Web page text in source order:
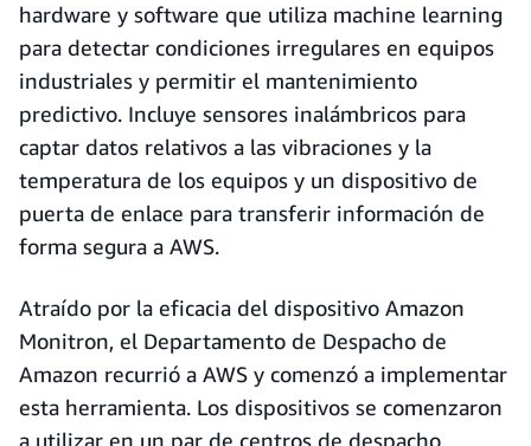
hardware y software que utiliza machine learning
para detectar condiciones irregulares en equipos
industriales y permitir el mantenimiento
predictivo. Incluye sensores inalámbricos para
captar datos relativos a las vibraciones y la
temperatura de los equipos y un dispositivo de
puerta de enlace para transferir información de
forma segura a AWS.
Atraído por la eficacia del dispositivo Amazon
Monitron, el Departamento de Despacho de
Amazon recurrió a AWS y comenzó a implementar
esta herramienta. Los dispositivos se comenzaron
a utilizar en un par de centros de despacho